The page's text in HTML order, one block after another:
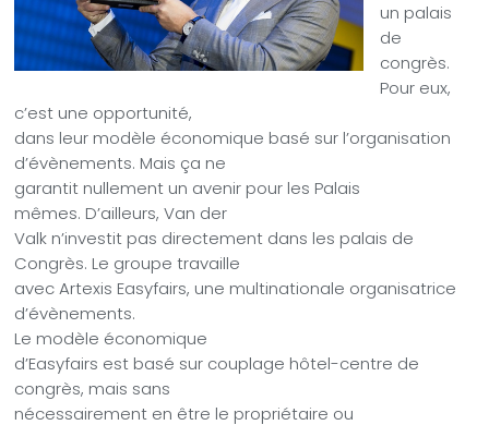
un palais
de
congrès.
Pour eux,
c’est une opportunité,
dans leur modèle économique basé sur l’organisation
d’évènements. Mais ça ne
garantit nullement un avenir pour les Palais
mêmes. D’ailleurs, Van der
Valk n’investit pas directement dans les palais de
Congrès. Le groupe travaille
avec Artexis Easyfairs, une multinationale organisatrice
d’évènements.
Le modèle économique
d’Easyfairs est basé sur couplage hôtel-centre de
congrès, mais sans
nécessairement en être le propriétaire ou